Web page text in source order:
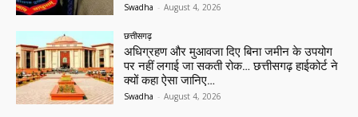
Swadha - August 4, 2026
छत्तीसगढ़
अधिग्रहण और मुआवजा दिए बिना जमीन के उपयोग
पर नहीं लगाई जा सकती रोक… छत्तीसगढ़ हाईकोर्ट ने
क्यों कहा ऐसा जानिए…
Swadha - August 4, 2026